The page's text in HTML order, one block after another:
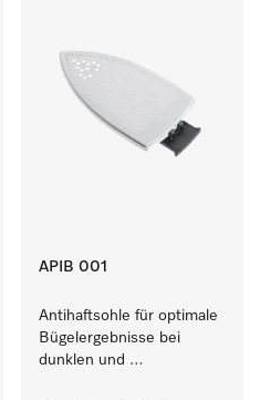
APIB 001
Antihaftsohle für optimale
Bügelergebnisse bei
dunklen und